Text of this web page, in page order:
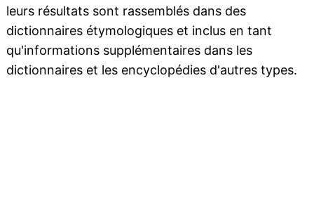
leurs résultats sont rassemblés dans des
dictionnaires étymologiques et inclus en tant
qu'informations supplémentaires dans les
dictionnaires et les encyclopédies d'autres types.